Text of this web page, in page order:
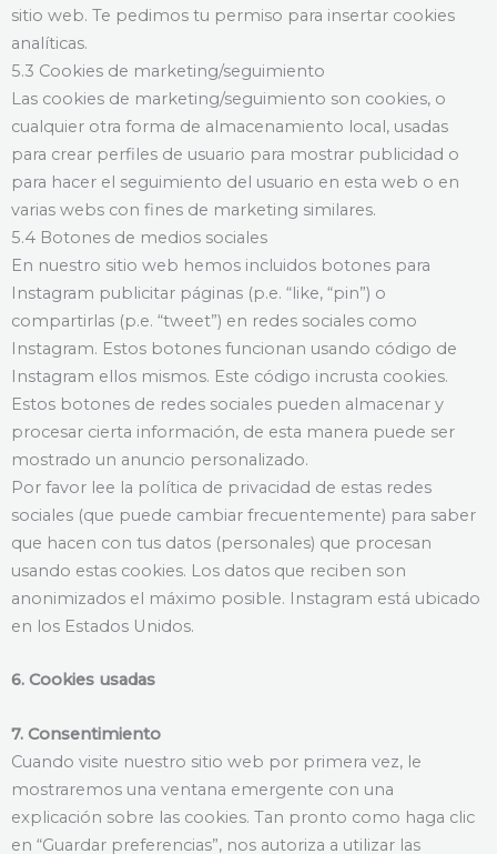
sitio web. Te pedimos tu permiso para insertar cookies
analíticas.
5.3 Cookies de marketing/seguimiento
Las cookies de marketing/seguimiento son cookies, o
cualquier otra forma de almacenamiento local, usadas
para crear perfiles de usuario para mostrar publicidad o
para hacer el seguimiento del usuario en esta web o en
varias webs con fines de marketing similares.
5.4 Botones de medios sociales
En nuestro sitio web hemos incluidos botones para
Instagram publicitar páginas (p.e. “like, “pin”) o
compartirlas (p.e. “tweet”) en redes sociales como
Instagram. Estos botones funcionan usando código de
Instagram ellos mismos. Este código incrusta cookies.
Estos botones de redes sociales pueden almacenar y
procesar cierta información, de esta manera puede ser
mostrado un anuncio personalizado.
Por favor lee la política de privacidad de estas redes
sociales (que puede cambiar frecuentemente) para saber
que hacen con tus datos (personales) que procesan
usando estas cookies. Los datos que reciben son
anonimizados el máximo posible. Instagram está ubicado
en los Estados Unidos.
6. Cookies usadas
7. Consentimiento
Cuando visite nuestro sitio web por primera vez, le
mostraremos una ventana emergente con una
explicación sobre las cookies. Tan pronto como haga clic
en “Guardar preferencias”, nos autoriza a utilizar las